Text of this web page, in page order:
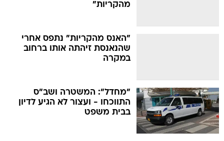
מהקריות"
"האנס מהקריות" נתפס אחרי
שהנאנסת זיהתה אותו ברחוב
במקרה
"מחדל": המשטרה ושב"ס
התווכחו - ועצור לא הגיע לדיון
בבית משפט